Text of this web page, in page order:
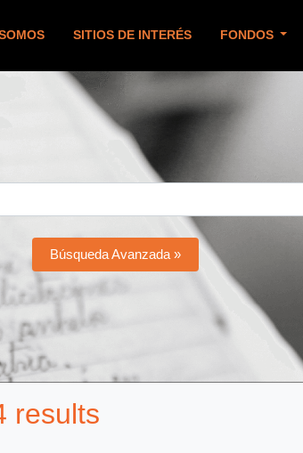
SITIOS DE INTERÉS FONDOS
Búsqueda Avanzada »
results